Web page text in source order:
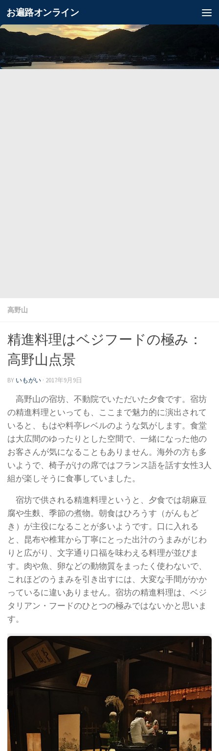
コンテンツへスキップ
お遍路オンライン
高野山
精進料理はベジフードの極み：
高野山点景
BY いもがい · 2017年9月9日
高野山の宿坊、不動院でいただいた夕食です。宿坊
の精進料理といっても、ここまで魅力的に演出されて
いると、もはや料亭レベルのような気がします。食堂
は大広間のゆったりとした空間で、一緒になった他の
お客さんが気になることもありません。海外の方も多
いようで、椅子がけの席ではフランス語を話す女性3人
組が楽しそうに食事していました。
宿坊で供される精進料理というと、夕食では胡麻豆
腐や生麩、季節の煮物。朝食はひろうす（がんもど
き）が主役になることが多いようです。口に入れる
と、昆布や椎茸から丁寧にとった出汁のうまみがじわ
りと広がり、文字通り口福を味わえる料理が並びま
す。肉や魚、卵などの動物質をまったく使わないで、
これほどのうまみを引き出すには、大変な手間がかか
っているに違いありません。宿坊の精進料理は、ベジ
タリアン・フードのひとつの極みではないかと思いま
す。